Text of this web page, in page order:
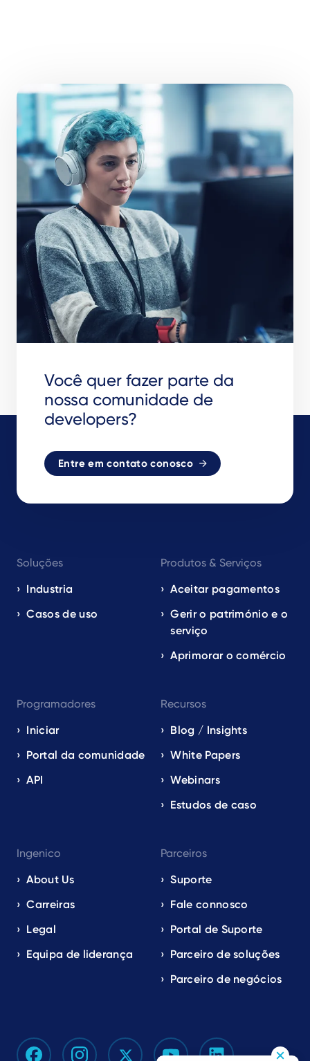
Você quer fazer parte da
nossa comunidade de
developers?
Entre em contato conosco
navigation
EN
Soluções
Industria
Casos de uso
Produtos & Serviços
Aceitar pagamentos
Gerir o património e o
serviço
Aprimorar o comércio
Programadores
Iniciar
Portal da comunidade
API
Recursos
Blog / Insights
White Papers
Webinars
Estudos de caso
Ingenico
About Us
Carreiras
Legal
Equipa de liderança
Parceiros
Suporte
Fale connosco
Portal de Suporte
Parceiro de soluções
Parceiro de negócios